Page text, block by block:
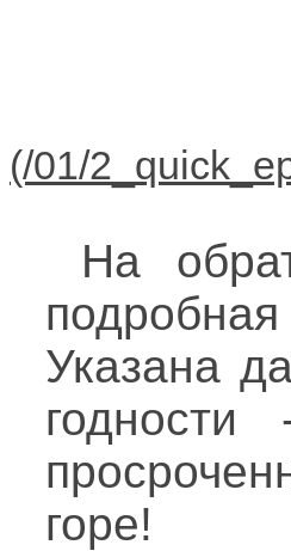
На
Указана
горе!